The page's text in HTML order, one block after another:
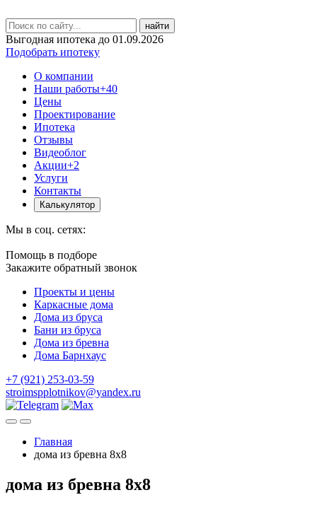
найти
Выгодная ипотека до 01.09.2026
Подобрать ипотеку
О компании
Наши работы+40
Цены
Проектирование
Ипотека
Отзывы
Видеоблог
Акции+2
Услуги
Контакты
Калькулятор
Мы в соц. сетях:
Помощь в подборе
Закажите обратный звонок
Проекты и цены
Каркасные дома
Дома из бруса
Бани из бруса
Дома из бревна
Дома Барнхаус
+7 (921) 253-03-59
stroimspplotnikov@yandex.ru
Главная
дома из бревна 8х8
дома из бревна 8х8